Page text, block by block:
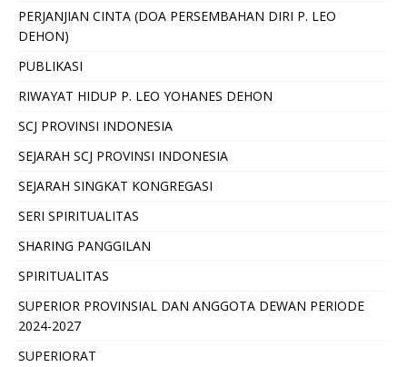
PERJANJIAN CINTA (DOA PERSEMBAHAN DIRI P. LEO
DEHON)
PUBLIKASI
RIWAYAT HIDUP P. LEO YOHANES DEHON
SCJ PROVINSI INDONESIA
SEJARAH SCJ PROVINSI INDONESIA
SEJARAH SINGKAT KONGREGASI
SERI SPIRITUALITAS
SHARING PANGGILAN
SPIRITUALITAS
SUPERIOR PROVINSIAL DAN ANGGOTA DEWAN PERIODE
2024-2027
SUPERIORAT